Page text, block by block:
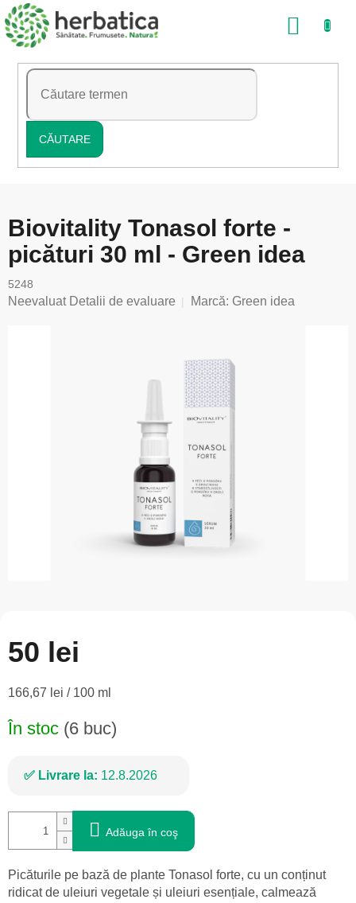
Treci
la
conținut
CĂUTARE
COŞ
Biovitality Tonasol forte -
picături 30 ml - Green idea
5248
Evaluarea
Neevaluat Detalii de evaluare Marcă: Green idea
50 lei
Evaluare
166,67 lei / 100 ml
În stoc (6 buc)
Livrare la: 12.8.2026
Adăuga în coş
Picăturile pe bază de plante Tonasol forte, cu un conținut
ridicat de uleiuri vegetale și uleiuri esențiale, calmează